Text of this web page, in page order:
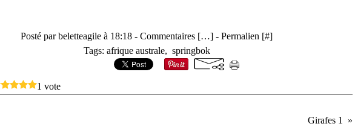
Posté par beletteagile à 18:18 - Commentaires […] - Permalien [#]
Tags: afrique australe, springbok
1 vote
Girafes 1